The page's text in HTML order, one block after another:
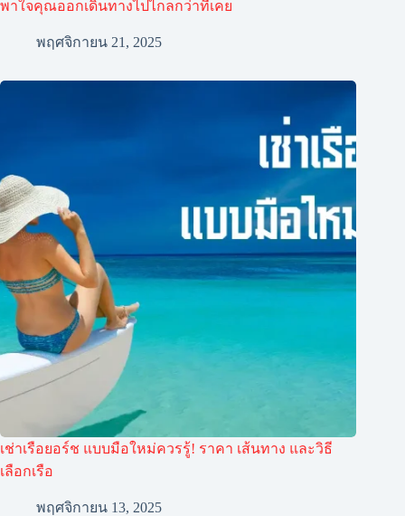
พาใจคุณออกเดินทางไปไกลกว่าที่เคย
พฤศจิกายน 21, 2025
เช่าเรือยอร์ช แบบมือใหม่ควรรู้! ราคา เส้นทาง และวิธี
เลือกเรือ
พฤศจิกายน 13, 2025